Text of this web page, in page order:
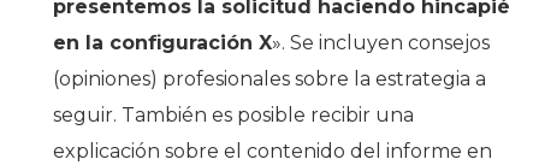
presentemos la solicitud haciendo hincapié
en la configuración X». Se incluyen consejos
(opiniones) profesionales sobre la estrategia a
seguir. También es posible recibir una
explicación sobre el contenido del informe en